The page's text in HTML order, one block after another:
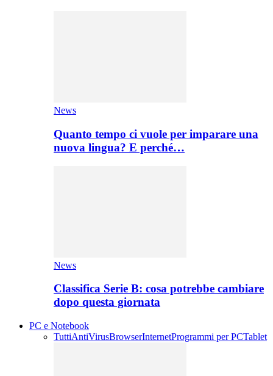
News
Quanto tempo ci vuole per imparare una
nuova lingua? E perché…
News
Classifica Serie B: cosa potrebbe cambiare
dopo questa giornata
PC e Notebook
TuttiAntiVirusBrowserInternetProgrammi per PCTablet